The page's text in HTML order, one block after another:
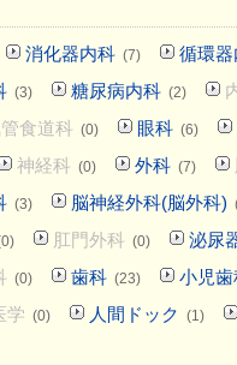
消化器内科 (7) 循環器
(3) 糖尿病内科 (2)
食道科 (0) 眼科 (6)
神経科 (0) 外科 (7)
(3) 脳神経外科(脳外科)
肛門外科 (0) 泌尿
(0) 歯科 (23) 小児歯
学 (0) 人間ドック (1)